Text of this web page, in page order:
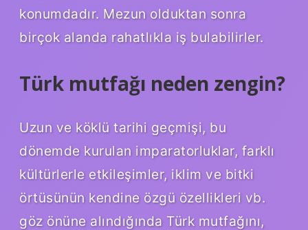
konumdadır. Mezun olduktan sonra
birçok alanda rahatlıkla iş bulabilirler.
Türk mutfağı neden zengin?
Uzun ve köklü tarihi geçmişi, bu
dönemde kurulan imparatorluklar, farklı
kültürlerle etkileşimler, iklim ve bitki
örtüsünün kendine özgü özellikleri vb.
göz önüne alındığında Türk mutfağını,